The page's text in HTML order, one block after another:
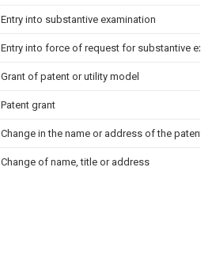
Entry into substantive examination
Entry into force of request for substantive
Grant of patent or utility model
Patent grant
Change in the name or address of the patentee
Change of name, title or address